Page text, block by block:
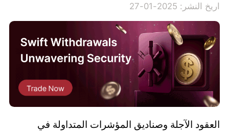
اريخ النشر: 2025-01-27
العقود الآجلة وصناديق المؤشرات المتداولة في